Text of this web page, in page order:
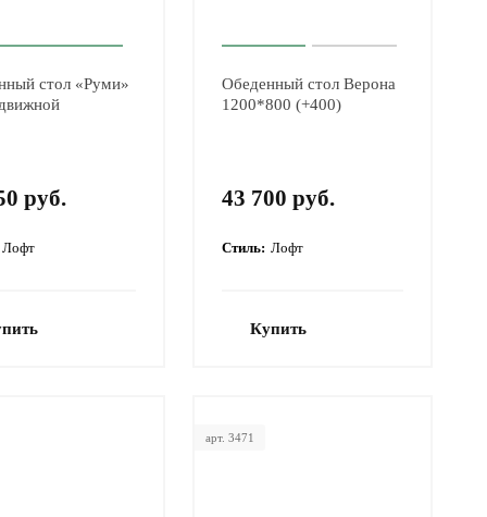
стол «Руми»
руб.
Лофт
Обеденный стол Верона
1200*800 (+400)
43 700 руб.
Стиль: Лофт
Купить
арт. 3471